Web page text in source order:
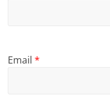
Email*